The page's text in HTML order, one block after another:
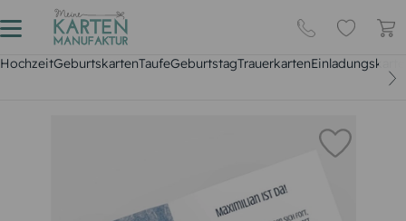
HochzeitGeburtskartenTaufeGeburtstagTrauerkarten